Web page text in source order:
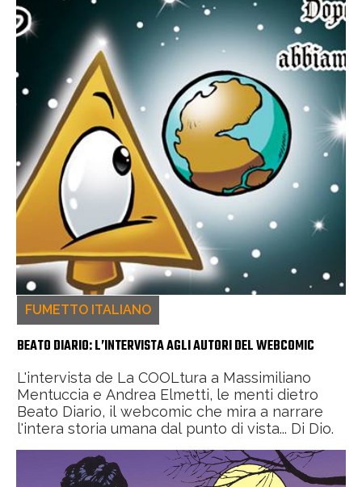
FUMETTO ITALIANO
BEATO DIARIO: L’INTERVISTA AGLI AUTORI DEL WEBCOMIC
L'intervista de La COOLtura a Massimiliano
Mentuccia e Andrea Elmetti, le menti dietro
Beato Diario, il webcomic che mira a narrare
l'intera storia umana dal punto di vista... Di Dio.